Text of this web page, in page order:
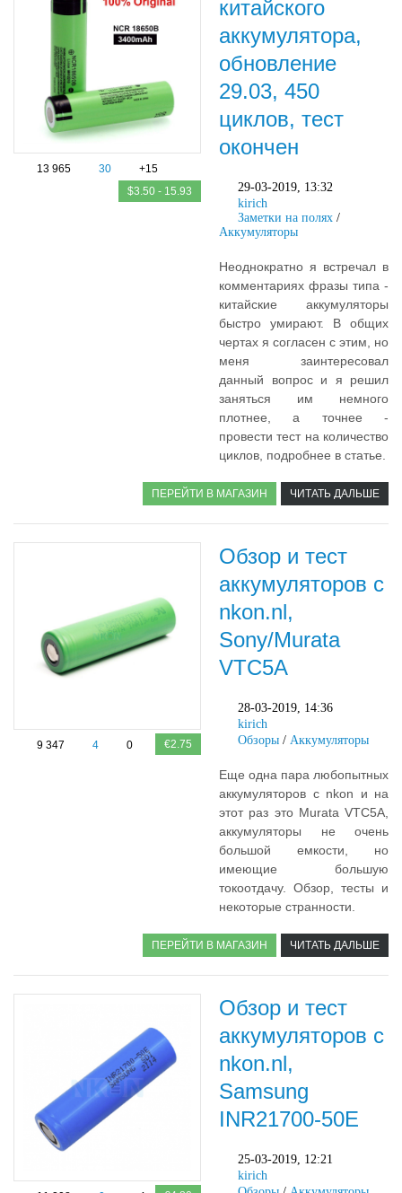
13 965 30
+15
$3.50 - 15.93
китайского
аккумулятора,
обновление
29.03, 450
циклов, тест
окончен
29-03-2019, 13:32
kirich
Заметки на полях /
Аккумуляторы
Неоднократно я встречал в
комментариях фразы типа -
китайские аккумуляторы
быстро умирают. В общих
чертах я согласен с этим, но
меня заинтересовал
данный вопрос и я решил
заняться им немного
плотнее, а точнее -
провести тест на количество
циклов, подробнее в статье.
ПЕРЕЙТИ В МАГАЗИН ЧИТАТЬ ДАЛЬШЕ
9 347 4 0 €2.75
Обзор и тест
аккумуляторов с
nkon.nl,
Sony/Murata
VTC5A
28-03-2019, 14:36
kirich
Обзоры / Аккумуляторы
Еще одна пара любопытных
аккумуляторов с nkon и на
этот раз это Murata VTC5A,
аккумуляторы не очень
большой емкости, но
имеющие большую
токоотдачу. Обзор, тесты и
некоторые странности.
ПЕРЕЙТИ В МАГАЗИН ЧИТАТЬ ДАЛЬШЕ
Обзор и тест
аккумуляторов с
nkon.nl,
Samsung
INR21700-50E
25-03-2019, 12:21
kirich